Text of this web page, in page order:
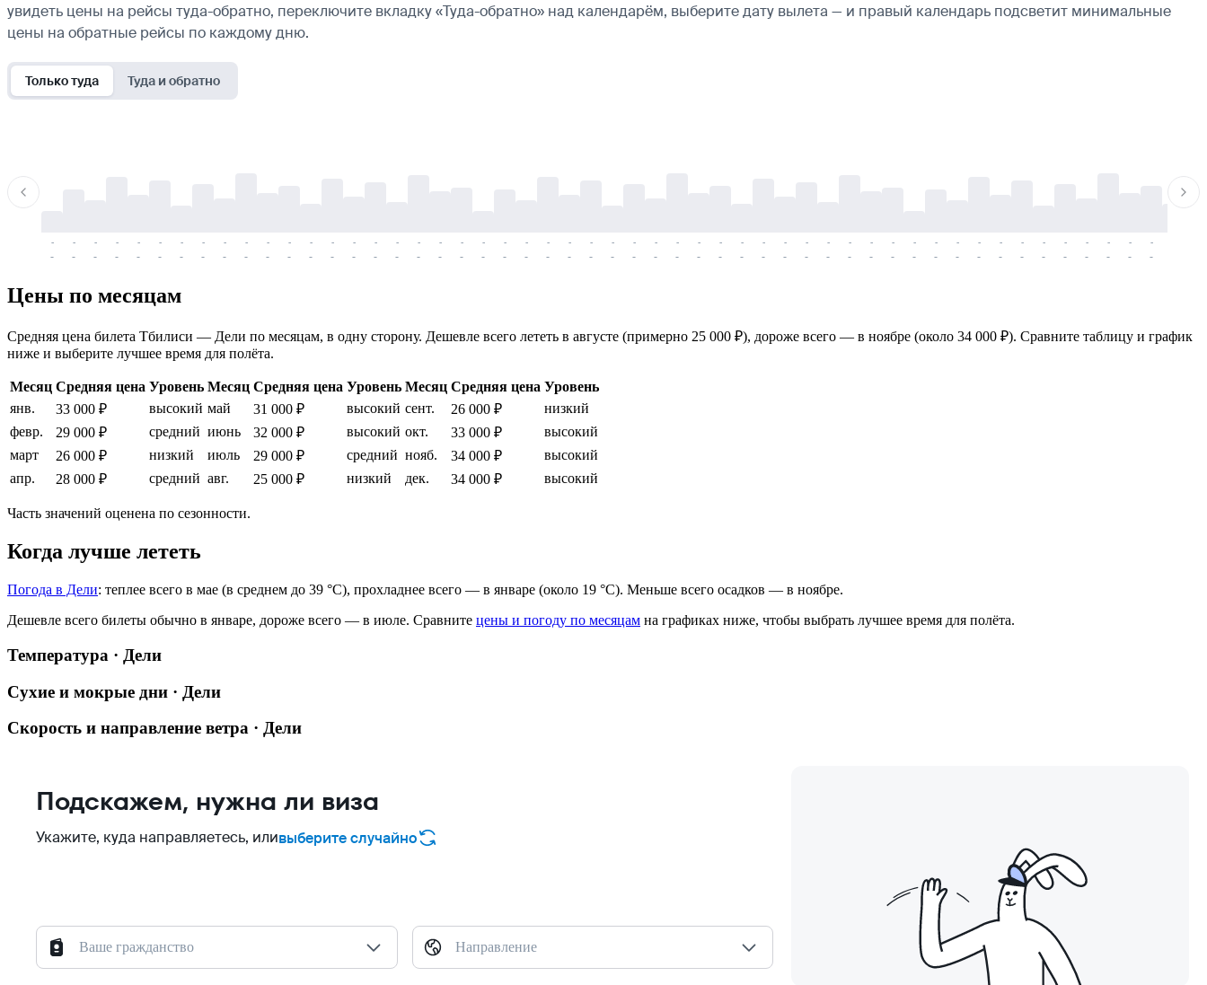
увидеть цены на рейсы туда-обратно, переключите вкладку «Туда-обратно» над календарём, выберите дату вылета — и правый календарь подсветит минимальные
цены на обратные рейсы по каждому дню.
Только туда Туда и обратно
-
-
-
-
-
-
-
-
-
-
-
-
-
-
-
-
-
-
-
-
-
-
-
-
-
-
-
-
-
-
-
-
-
-
-
-
-
-
-
-
-
-
-
-
-
-
-
-
-
-
-
-
-
-
-
-
-
-
-
-
-
-
-
-
-
-
-
-
-
-
-
-
-
-
-
-
-
-
-
-
-
-
-
-
-
-
-
-
-
-
-
-
-
-
-
-
-
-
-
-
-
-
-
-
Цены по месяцам
Средняя цена билета Тбилиси — Дели по месяцам, в одну сторону. Дешевле всего лететь в августе (примерно 25 000 ₽), дороже всего — в ноябре (около 34 000 ₽). Сравните таблицу и график
ниже и выберите лучшее время для полёта.
Месяц Средняя цена Уровень Месяц Средняя цена Уровень Месяц Средняя цена Уровень
янв.
33 000 ₽ высокий май 31 000 ₽ высокий сент. 26 000 ₽
низкий
февр.
29 000 ₽ средний июнь 32 000 ₽ высокий окт. 33 000 ₽
высокий
март
26 000 ₽ низкий июль 29 000 ₽ средний нояб. 34 000 ₽
высокий
апр.
28 000 ₽ средний авг. 25 000 ₽ низкий дек. 34 000 ₽ высокий
Часть значений оценена по сезонности.
Когда лучше лететь
Погода в Дели: теплее всего в мае (в среднем до 39 °C), прохладнее всего — в январе (около 19 °C). Меньше всего осадков — в ноябре.
Дешевле всего билеты обычно в январе, дороже всего — в июле. Сравните цены и погоду по месяцам на графиках ниже, чтобы выбрать лучшее время для полёта.
Температура · Дели
Сухие и мокрые дни · Дели
Скорость и направление ветра · Дели
Подскажем, нужна ли виза
Укажите, куда направляетесь, иливыберите случайно
Ваше гражданство Направление